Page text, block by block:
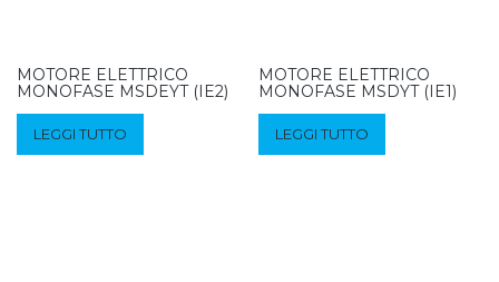
MOTORE ELETTRICO
MONOFASE MSDEYT (IE2)
LEGGI TUTTO
MOTORE ELETTRICO
MONOFASE MSDYT (IE1)
LEGGI TUTTO